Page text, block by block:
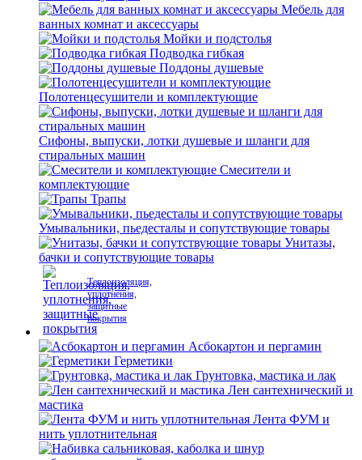
Мебель для
ванных комнат и аксессуары
Мойки и подстолья
Подводка гибкая
Поддоны душевые
Полотенцесушители и комплектующие
Сифоны, выпуски, лотки душевые и шланги для
стиральных машин
Смесители и
комплектующие
Трапы
Умывальники, пьедесталы и сопутствующие товары
Унитазы,
бачки и сопутствующие товары
Теплоизоляция,
уплотнения,
защитные
покрытия
Асбокартон и пергамин
Герметики
Грунтовка, мастика и лак
Лен сантехнический и
мастика
Лента ФУМ и
нить уплотнительная